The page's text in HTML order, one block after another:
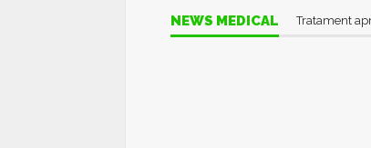
NEWS MEDICAL Tratament